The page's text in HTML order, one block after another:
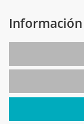
Información